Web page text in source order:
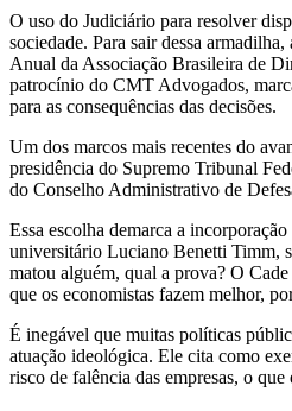
O uso do Judiciário para resolver
sociedade. Para sair dessa
Anual da Associação Brasileira de
patrocínio do CMT Advogados,
para as consequências das decisões.
Um dos marcos mais recentes do
presidência do Supremo Tribunal
do Conselho Administrativo de
Essa escolha demarca a
universitário Luciano Benetti Timm,
matou alguém, qual a prova? O
que os economistas fazem melhor,
É inegável que muitas políticas
atuação ideológica. Ele cita como
risco de falência das empresas, o